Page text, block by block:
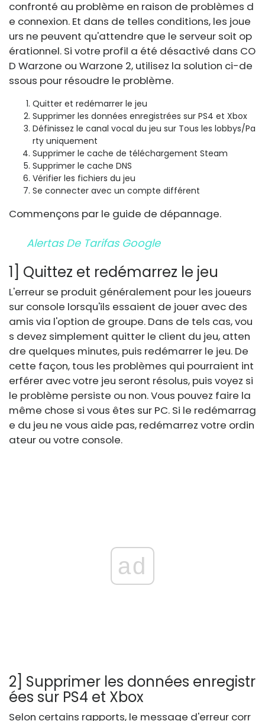
confronté au problème en raison de problèmes d
e connexion. Et dans de telles conditions, les joue
urs ne peuvent qu'attendre que le serveur soit op
érationnel. Si votre profil a été désactivé dans CO
D Warzone ou Warzone 2, utilisez la solution ci-de
ssous pour résoudre le problème.
Quitter et redémarrer le jeu
Supprimer les données enregistrées sur PS4 et Xbox
Définissez le canal vocal du jeu sur Tous les lobbys/Pa
rty uniquement
Supprimer le cache de téléchargement Steam
Supprimer le cache DNS
Vérifier les fichiers du jeu
Se connecter avec un compte différent
Commençons par le guide de dépannage.
Alertas De Tarifas Google
1] Quittez et redémarrez le jeu
L'erreur se produit généralement pour les joueurs
sur console lorsqu'ils essaient de jouer avec des
amis via l'option de groupe. Dans de tels cas, vou
s devez simplement quitter le client du jeu, atten
dre quelques minutes, puis redémarrer le jeu. De
cette façon, tous les problèmes qui pourraient int
erférer avec votre jeu seront résolus, puis voyez si
le problème persiste ou non. Vous pouvez faire la
même chose si vous êtes sur PC. Si le redémarrag
e du jeu ne vous aide pas, redémarrez votre ordin
ateur ou votre console.
ad
2] Supprimer les données enregistr
ées sur PS4 et Xbox
Selon certains rapports, le message d'erreur corr